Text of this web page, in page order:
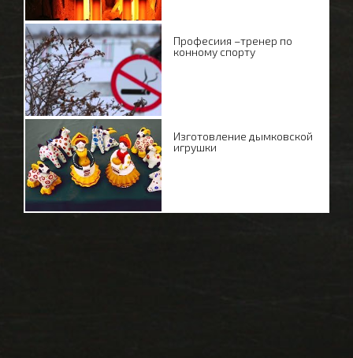
Професиия –тренер по
конному спорту
Изготовление дымковской
игрушки